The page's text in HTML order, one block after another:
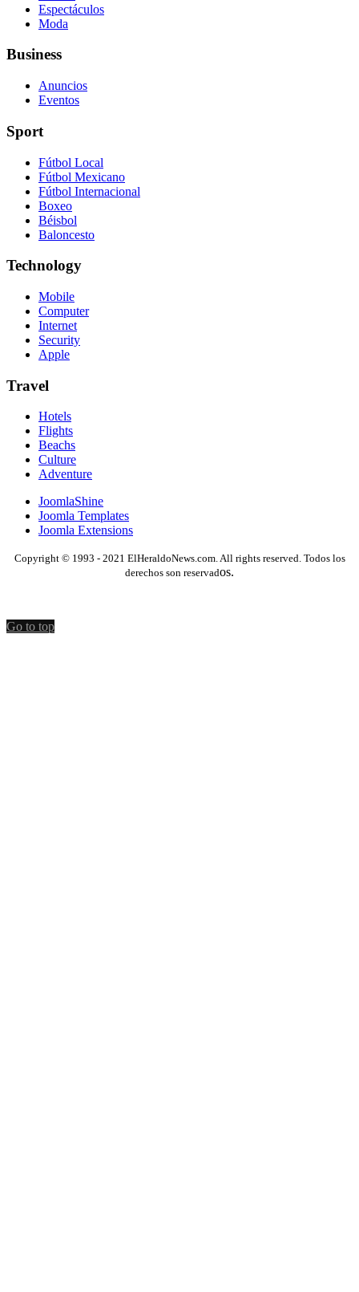
Espectáculos
Moda
Business
Anuncios
Eventos
Sport
Fútbol Local
Fútbol Mexicano
Fútbol Internacional
Boxeo
Béisbol
Baloncesto
Technology
Mobile
Computer
Internet
Security
Apple
Travel
Hotels
Flights
Beachs
Culture
Adventure
JoomlaShine
Joomla Templates
Joomla Extensions
Copyright © 1993 - 2021 ElHeraldoNews.com. All rights reserved. Todos los
derechos son reservados.
Go to top